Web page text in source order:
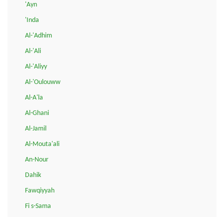
'Ayn
'Inda
Al-'Adhim
Al-'Ali
Al-'Aliyy
Al-'Oulouww
Al-A'la
Al-Ghani
Al-Jamil
Al-Mouta'ali
An-Nour
Dahik
Fawqiyyah
Fi s-Sama